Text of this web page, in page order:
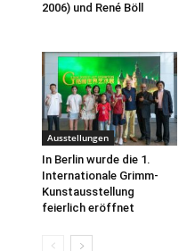
2006) und René Böll
Ausstellungen
In Berlin wurde die 1.
Internationale Grimm-
Kunstausstellung
feierlich eröffnet